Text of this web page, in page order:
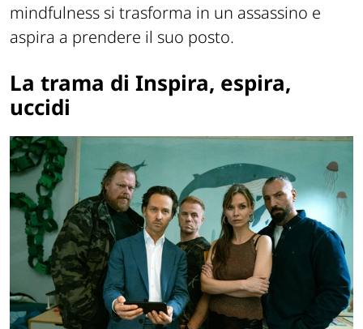
mindfulness si trasforma in un assassino e
aspira a prendere il suo posto.
La trama di Inspira, espira,
uccidi